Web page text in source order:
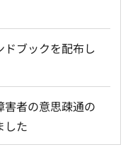
ブックを配布し
害者の意思疎通の
した